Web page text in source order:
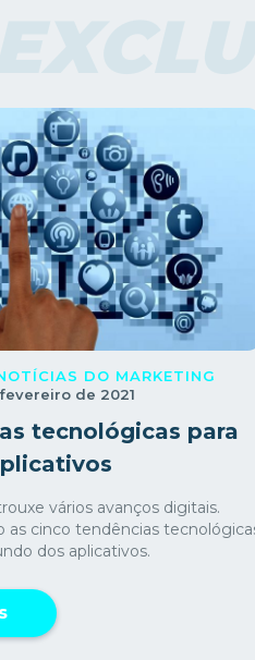
DO MARKETING
de 2021
tecnológicas para
vários avanços digitais.
as cinco tendências
dos aplicativos.